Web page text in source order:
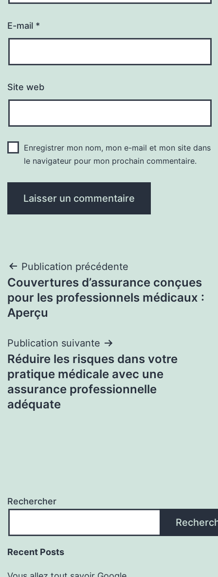
E-mail *
Site web
Enregistrer mon nom, mon e-mail et mon site dans
le navigateur pour mon prochain commentaire.
Navigation
de
l’article
Publication précédente
Couvertures d’assurance conçues
pour les professionnels médicaux :
Aperçu
Publication suivante
Réduire les risques dans votre
pratique médicale avec une
assurance professionnelle
adéquate
Rechercher
Recent Posts